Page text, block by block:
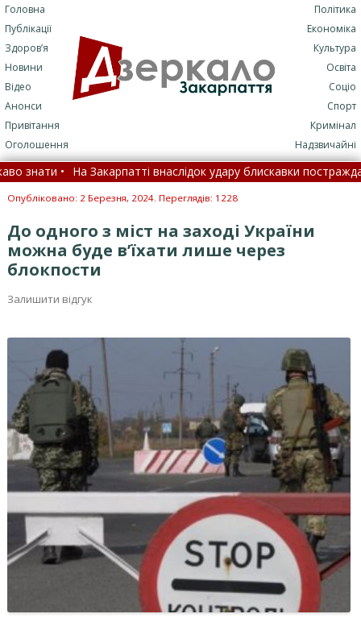
Головна
Публікації
Здоров’я
Новини
Відео
Анонси
Привітання
Оголошення
Політика
Економіка
Культура
Освіта
Соціо
Спорт
Кримінал
Надзвичайні
• На Закарпатті внаслідок удару блискавки постраждали
МОЗ назвало цифри • Замість спеки йде стихія: що
Опубліковано: 2 Березня, 2024. Переглядів: 1228
До одного з міст на заході України
можна буде в’їхати лише через
блокпости
Залишити відгук